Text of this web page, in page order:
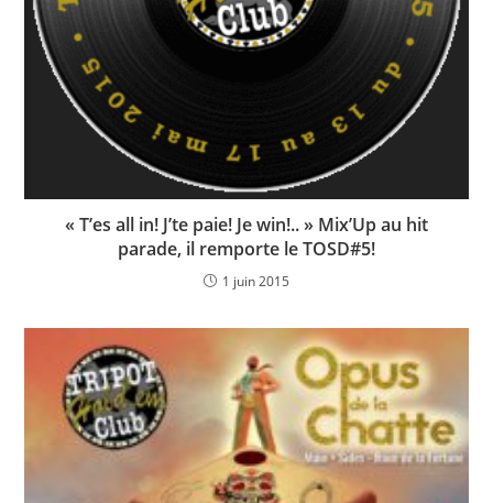
« T’es all in! J’te paie! Je win!.. » Mix’Up au hit
parade, il remporte le TOSD#5!
1 juin 2015